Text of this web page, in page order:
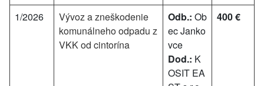
1/2026
Vývoz a zneškodenie
komunálneho odpadu z
VKK od cintorína
Odb.: Ob
ec Janko
vce
Dod.: K
OSIT EA
400 €